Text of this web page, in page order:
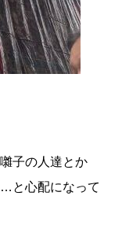
子の人達とか
と心配になって